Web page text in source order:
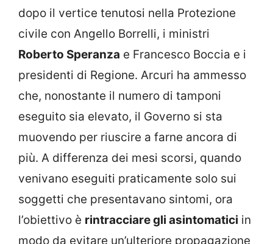
dopo il vertice tenutosi nella Protezione
civile con Angello Borrelli, i ministri
Roberto Speranza e Francesco Boccia e i
presidenti di Regione. Arcuri ha ammesso
che, nonostante il numero di tamponi
eseguito sia elevato, il Governo si sta
muovendo per riuscire a farne ancora di
più. A differenza dei mesi scorsi, quando
venivano eseguiti praticamente solo sui
soggetti che presentavano sintomi, ora
l’obiettivo è rintracciare gli asintomatici in
modo da evitare un’ulteriore propagazione